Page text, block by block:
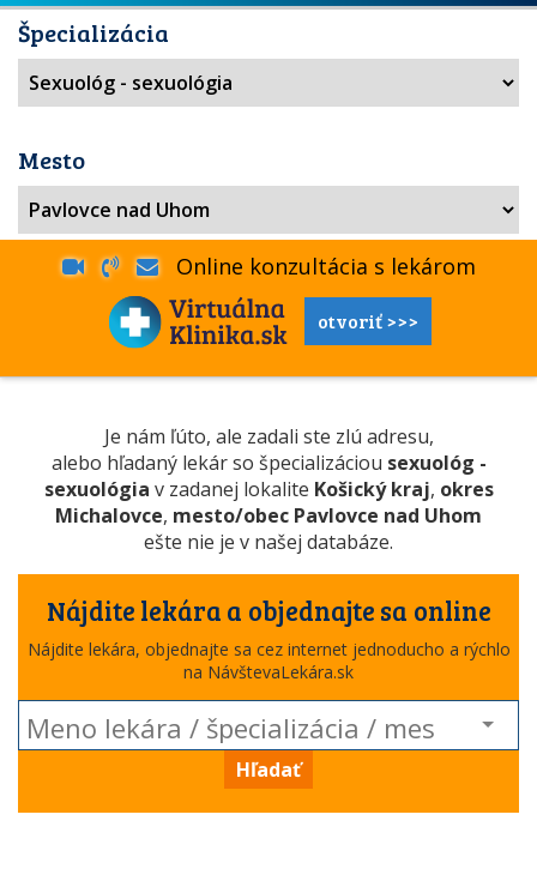
Špecializácia
Mesto
Online konzultácia s lekárom
otvoriť >>>
Je nám ľúto, ale zadali ste zlú adresu,
alebo hľadaný lekár so špecializáciou sexuológ -
sexuológia v zadanej lokalite Košický kraj, okres
Michalovce, mesto/obec Pavlovce nad Uhom
ešte nie je v našej databáze.
Nájdite lekára a objednajte sa online
Nájdite lekára, objednajte sa cez internet jednoducho a rýchlo
na NávštevaLekára.sk
Hľadať